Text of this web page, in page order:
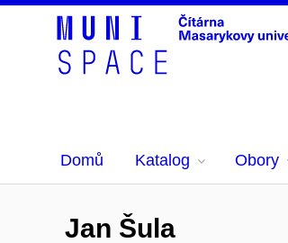
Domů Katalog Obory
Jan Šula